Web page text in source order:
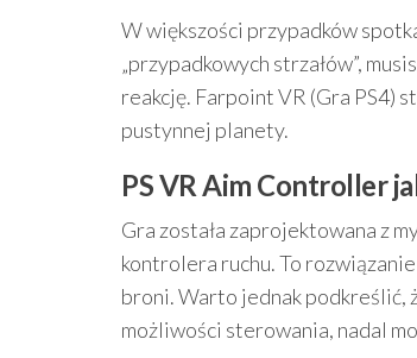
W większości przypadków
„przypadkowych strzałów”,
reakcję. Farpoint VR (Gra PS4)
pustynnej planety.
PS VR Aim Controller
Gra została zaprojektowana z
kontrolera ruchu. To
broni. Warto jednak podkreślić,
możliwości sterowania, nadal